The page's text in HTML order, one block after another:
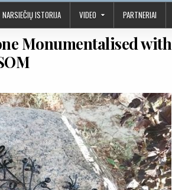
NARSIEČIŲ ISTORIJA VIDEO PARTNERIAI
Monumentalised with